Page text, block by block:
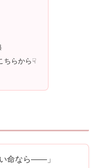
ちらから☟
命なら――」